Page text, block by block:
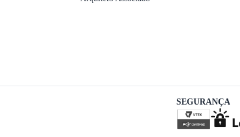
SEGURANÇA